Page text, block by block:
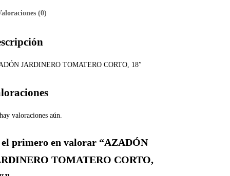
(0)
JARDINERO TOMATERO CORTO, 18″
valoraciones aún.
el primero en valorar “AZADÓN
TOMATERO CORTO,